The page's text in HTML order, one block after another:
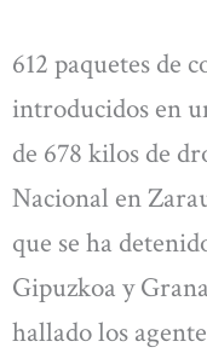
612 paquetes de
introducidos en
de 678 kilos de
Nacional en
que se ha
Gipuzkoa y
hallado los